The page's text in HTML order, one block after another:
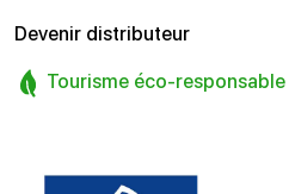
Devenir distributeur
Tourisme éco-responsable